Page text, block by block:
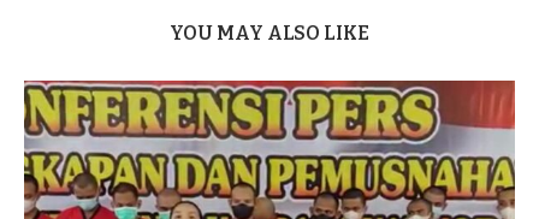
YOU MAY ALSO LIKE